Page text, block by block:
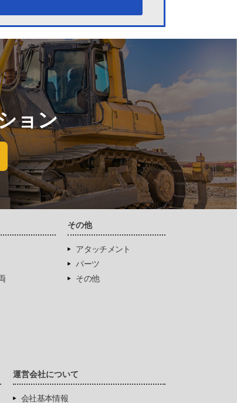
ョン
その他
アタッチメント
パーツ
その他
運営会社について
会社基本情報